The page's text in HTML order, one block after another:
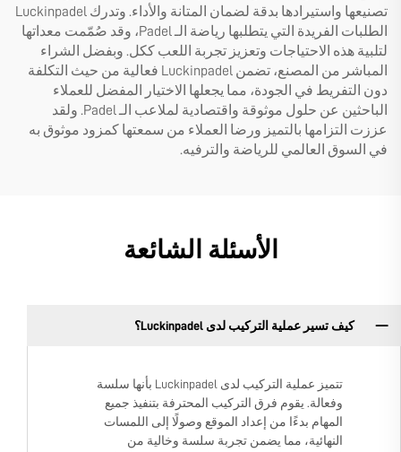
تصنيعها واستيرادها بدقة لضمان المتانة والأداء. وتدرك Luckinpadel
الطلبات الفريدة التي يتطلبها رياضة الـ Padel، وقد صُمّمت معداتها
لتلبية هذه الاحتياجات وتعزيز تجربة اللعب ككل. وبفضل الشراء
المباشر من المصنع، تضمن Luckinpadel فعالية من حيث التكلفة
دون التفريط في الجودة، مما يجعلها الاختيار المفضل للعملاء
الباحثين عن حلول موثوقة واقتصادية لملاعب الـ Padel. ولقد
عززت التزامها بالتميز ورضا العملاء من سمعتها كمزود موثوق به
في السوق العالمي للرياضة والترفيه.
الأسئلة الشائعة
كيف تسير عملية التركيب لدى Luckinpadel؟
تتميز عملية التركيب لدى Luckinpadel بأنها سلسة
وفعالة. يقوم فرق التركيب المحترفة بتنفيذ جميع
المهام بدءًا من إعداد الموقع وصولًا إلى اللمسات
النهائية، مما يضمن تجربة سلسة وخالية من